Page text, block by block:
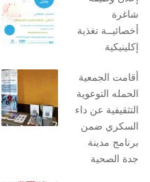
شاغرة
أخصائيــة تغذية
إكلينيكية
أقامت الجمعية
الحمله التوعوية
التثقيفية عن داء
السكري ضمن
برنامج مدينة
جدة الصحية